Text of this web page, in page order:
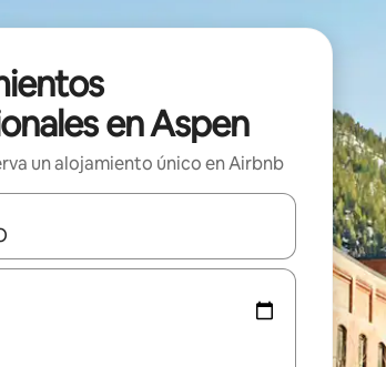
en Aspen
un alojamiento único en Airbnb
resultados estén disponibles, podrás navegar